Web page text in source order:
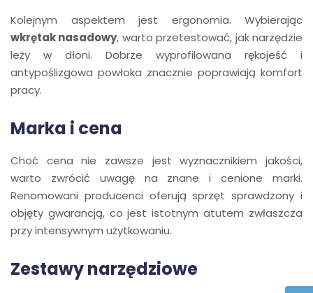
Kolejnym aspektem jest ergonomia. Wybierając
wkrętak nasadowy, warto przetestować, jak narzędzie
leży w dłoni. Dobrze wyprofilowana rękojeść i
antypoślizgowa powłoka znacznie poprawiają komfort
pracy.
Marka i cena
Choć cena nie zawsze jest wyznacznikiem jakości,
warto zwrócić uwagę na znane i cenione marki.
Renomowani producenci oferują sprzęt sprawdzony i
objęty gwarancją, co jest istotnym atutem zwłaszcza
przy intensywnym użytkowaniu.
Zestawy narzędziowe